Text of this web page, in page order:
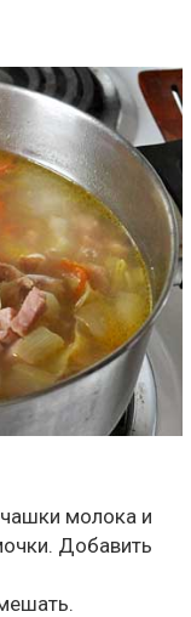
молока и
Добавить